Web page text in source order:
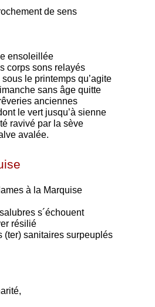
de sens
ensoleillée
corps sons relayés
le printemps qu’agite
sans âge quitte
anciennes
le vert jusqu’à sienne
ravivé par la sève
avalée.
à la Marquise
s´échouent
résilié
(ter) sanitaires surpeuplés